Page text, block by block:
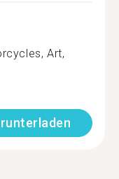
Art,